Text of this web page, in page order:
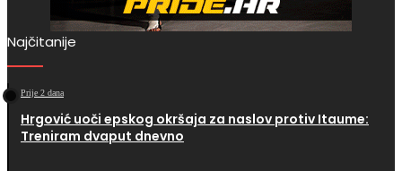
Najčitanije
Prije 2 dana
Hrgović uoči epskog okršaja za naslov protiv Itaume:
Treniram dvaput dnevno